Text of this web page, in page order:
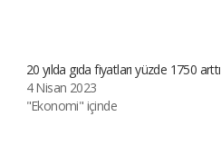
20 yılda gıda fiyatları yüzde 1750 arttı
4 Nisan 2023
"Ekonomi" içinde